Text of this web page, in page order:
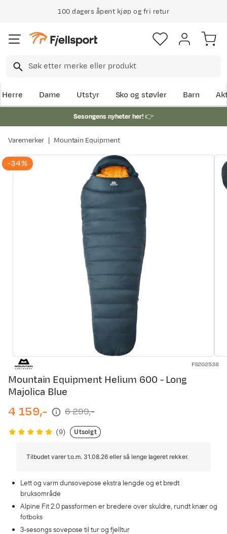
100 dagers åpent kjøp og fri retur
Herre Dame Utstyr Sko og støvler Barn
Sesongens nyheter her!👉
Varemerker Mountain Equipment
-34%
FS202538
Mountain Equipment Helium 600 - Long
Majolica Blue
discounted
price
4 159,-
original
price
6 299,-
(9) Utsolgt
Tilbudet varer t.o.m. 31.08.26 eller så lenge lageret rekker.
Lett og varm dunsovepose ekstra lengde og et bredt
bruksområde
Alpine Fit 2.0 passformen er bredere over skuldre, rundt knær og
fotboks
3-sesongs sovepose til tur og fjelltur